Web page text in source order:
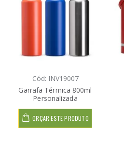
Cód: INV19007
Garrafa Térmica 800ml
Personalizada
ORÇAR ESTE PRODUTO